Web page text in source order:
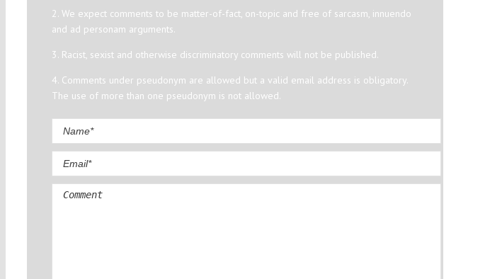
2. We expect comments to be matter-of-fact, on-topic and free of sarcasm, innuendo
and ad personam arguments.
3. Racist, sexist and otherwise discriminatory comments will not be published.
4. Comments under pseudonym are allowed but a valid email address is obligatory.
The use of more than one pseudonym is not allowed.
Comment